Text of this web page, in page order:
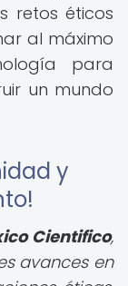
retos éticos
al máximo
para
un mundo
y
Cientifico,
avances en